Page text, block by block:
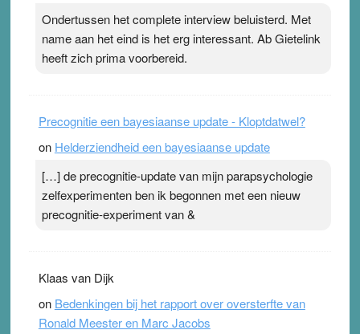
Pleisterplakkers in de topspsort ›[...]
Ondertussen het complete interview beluisterd. Met
name aan het eind is het erg interessant. Ab Gietelink
heeft zich prima voorbereid.
Precognitie een bayesiaanse update - Kloptdatwel?
on Helderziendheid een bayesiaanse update
[…] de precognitie-update van mijn parapsychologie
zelfexperimenten ben ik begonnen met een nieuw
precognitie-experiment van &
Klaas van Dijk
on Bedenkingen bij het rapport over oversterfte van
Ronald Meester en Marc Jacobs